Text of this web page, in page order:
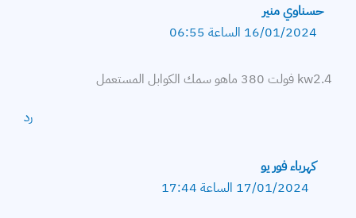
حسناوي منير
16/01/2024 الساعة 06:55
kw2.4 فولت 380 ماهو سمك الكوابل المستعمل
رد
كهرباء فور يو
17/01/2024 الساعة 17:44